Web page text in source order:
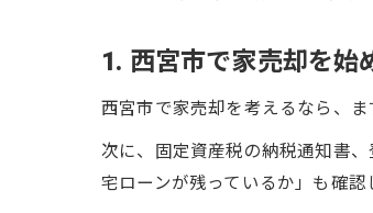
1. 西宮市で家売却を始
西宮市で家売却を考えるなら、
次に、固定資産税の納税通知書
宅ローンが残っているか」も確認